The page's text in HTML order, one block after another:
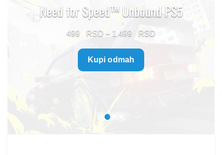
Need for Speed™ Unbound PS5
499 – 1.499
Price
Kupi odmah